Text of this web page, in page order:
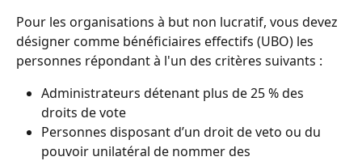
Pour les organisations à but non lucratif, vous devez
désigner comme bénéficiaires effectifs (UBO) les
personnes répondant à l'un des critères suivants :
Administrateurs détenant plus de 25 % des
droits de vote
Personnes disposant d’un droit de veto ou du
pouvoir unilatéral de nommer des